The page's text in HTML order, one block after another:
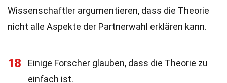
Wissenschaftler argumentieren, dass die Theorie
nicht alle Aspekte der Partnerwahl erklären kann.
18
Einige Forscher glauben, dass die Theorie zu
einfach ist.